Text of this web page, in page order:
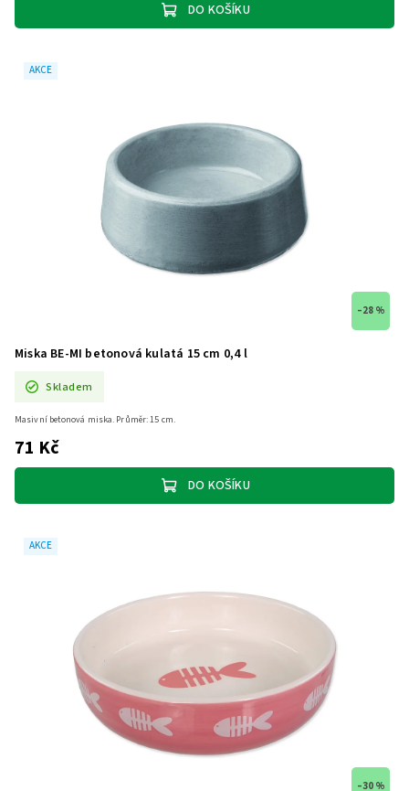
DO KOŠÍKU
AKCE
–28 %
Miska BE-MI betonová kulatá 15 cm 0,4 l
Skladem
71 Kč
DO KOŠÍKU
Masivní betonová miska. Průměr: 15 cm.
AKCE
–30 %